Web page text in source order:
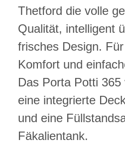
Thetford die volle
Qualität, intelligent
frisches Design.
Komfort und
Das Porta Potti
eine integrierte
und eine
Fäkalientank.